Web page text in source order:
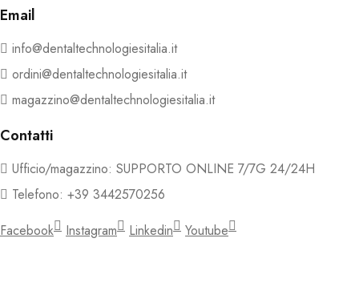
Email
info@dentaltechnologiesitalia.it
ordini@dentaltechnologiesitalia.it
magazzino@dentaltechnologiesitalia.it
Contatti
Ufficio/magazzino: SUPPORTO ONLINE 7/7G 24/24H
Telefono: +39 3442570256
Facebook
Instagram Linkedin Youtube